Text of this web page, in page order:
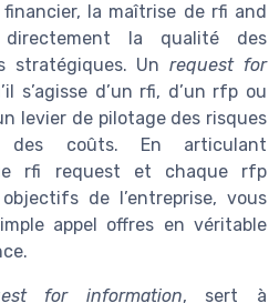
la maîtrise de rfi and
la qualité des
stratégiques. Unrequest for
s’agisse d’un rfi, d’un rfp ou
levier de pilotage des risques
des coûts. En articulant
rfi request et chaque rfp
de l’entreprise, vous
appel offres en véritable
for information, sert à